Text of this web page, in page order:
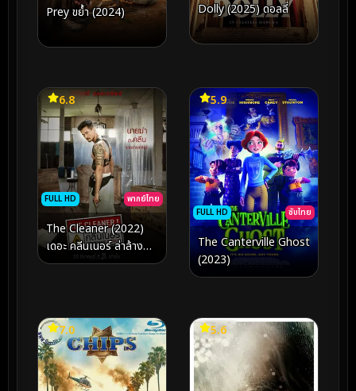
Prey ขย้ำ (2024) Dolly (2025) ดอลลี่
FULL HD พากย์ไทย
6.8
The Cleaner (2022)
เดอะ คลีนเนอร์ ล่าล้าง
บาป
FULL HD ซับไทย
5.9
The Canterville Ghost
(2023)
7.0 5.6